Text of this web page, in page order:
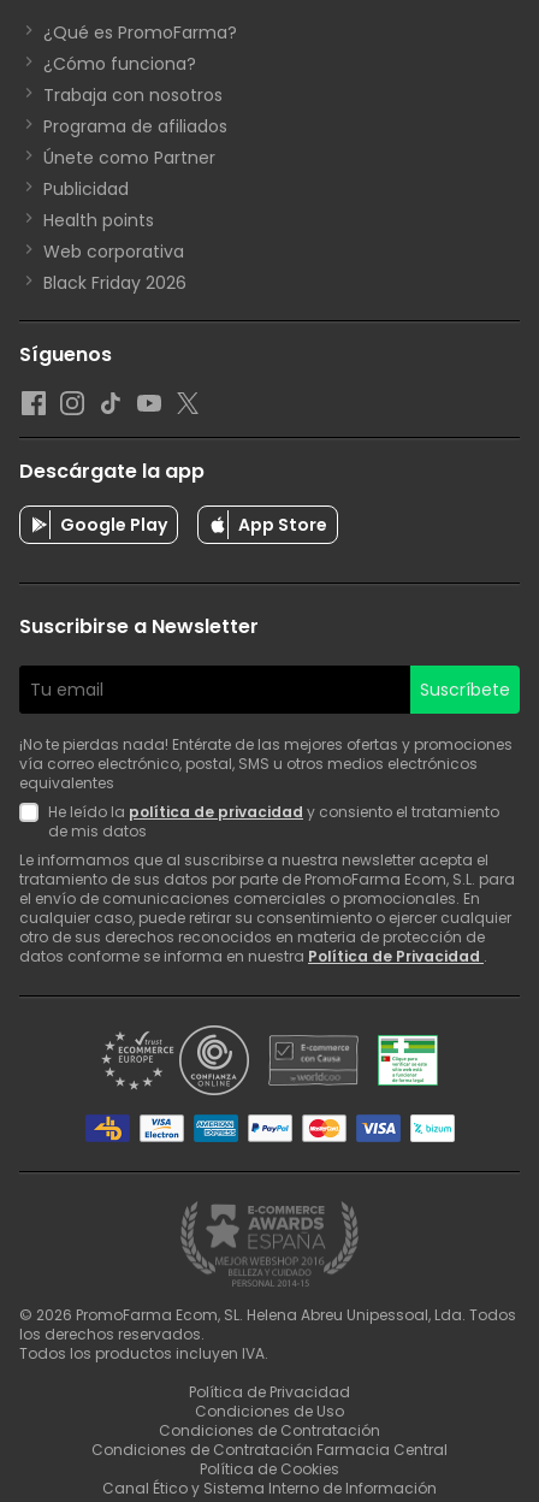
¿Qué es PromoFarma?
¿Cómo funciona?
Trabaja con nosotros
Programa de afiliados
Únete como Partner
Publicidad
Health points
Web corporativa
Black Friday 2026
Síguenos
Descárgate la app
Google Play App Store
Suscribirse a Newsletter
Suscríbete
¡No te pierdas nada! Entérate de las mejores ofertas y promociones
vía correo electrónico, postal, SMS u otros medios electrónicos
equivalentes
He leído la política de privacidad y consiento el tratamiento
de mis datos
Le informamos que al suscribirse a nuestra newsletter acepta el
tratamiento de sus datos por parte de PromoFarma Ecom, S.L. para
el envío de comunicaciones comerciales o promocionales. En
cualquier caso, puede retirar su consentimiento o ejercer cualquier
otro de sus derechos reconocidos en materia de protección de
datos conforme se informa en nuestra Política de Privacidad .
© 2026 PromoFarma Ecom, SL. Helena Abreu Unipessoal, Lda. Todos
los derechos reservados.
Todos los productos incluyen IVA.
Política de Privacidad
Condiciones de Uso
Condiciones de Contratación
Condiciones de Contratación Farmacia Central
Política de Cookies
Canal Ético y Sistema Interno de Información